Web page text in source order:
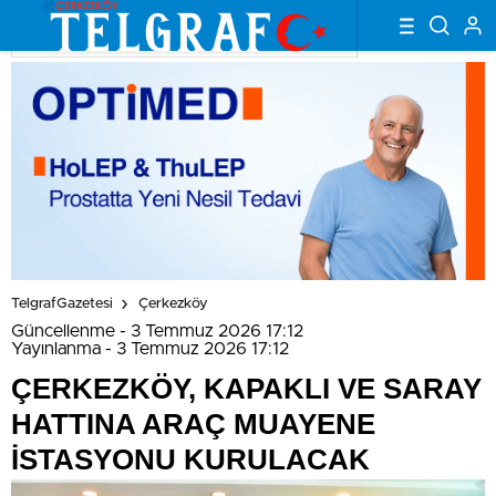
TelgrafGazetesi Çerkezköy
Güncellenme - 3 Temmuz 2026 17:12
Yayınlanma - 3 Temmuz 2026 17:12
ÇERKEZKÖY, KAPAKLI VE SARAY
HATTINA ARAÇ MUAYENE
İSTASYONU KURULACAK